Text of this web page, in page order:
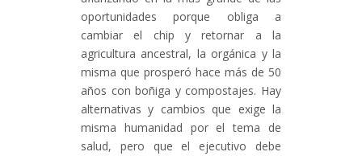
oportunidades porque obliga a
cambiar el chip y retornar a la
agricultura ancestral, la orgánica y la
misma que prosperó hace más de 50
años con boñiga y compostajes. Hay
alternativas y cambios que exige la
misma humanidad por el tema de
salud, pero que el ejecutivo debe